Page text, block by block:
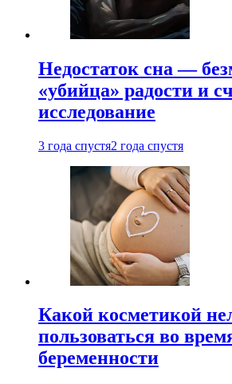
Недостаток сна —
«убийца» радости и
исследование
3 года спустя2 года спустя
Какой косметикой
пользоваться во
беременности